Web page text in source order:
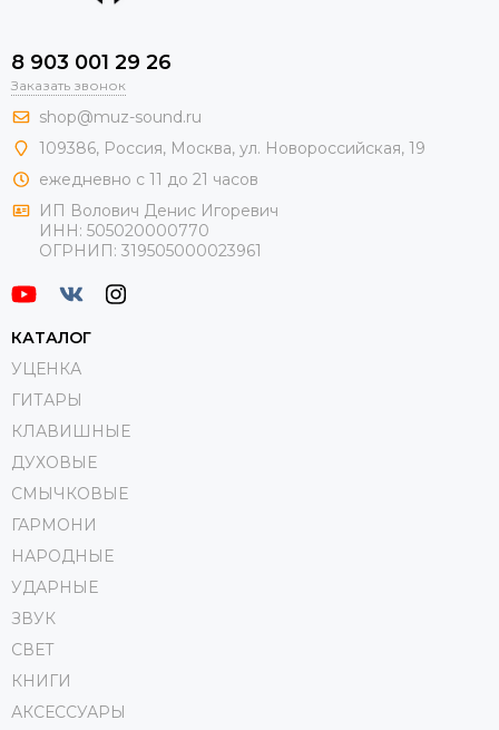
8 903 001 29 26
Заказать звонок
shop@muz-sound.ru
109386, Россия, Москва, ул. Новороссийская, 19
ежедневно с 11 до 21 часов
ИП Волович Денис Игоревич
ИНН: 505020000770
ОГРНИП: 319505000023961
КАТАЛОГ
УЦЕНКА
ГИТАРЫ
КЛАВИШНЫЕ
ДУХОВЫЕ
СМЫЧКОВЫЕ
ГАРМОНИ
НАРОДНЫЕ
УДАРНЫЕ
ЗВУК
СВЕТ
КНИГИ
АКСЕССУАРЫ